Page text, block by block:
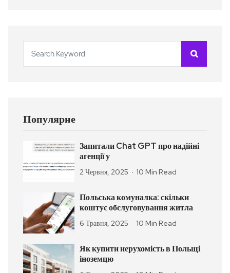
Популярне
Запитали Chat GPT про надійні
агенції у
2 Червня, 2025 10 Min Read
Польська комуналка: скільки
коштує обслуговування житла
6 Травня, 2025 10 Min Read
Як купити нерухомість в Польщі
іноземцю